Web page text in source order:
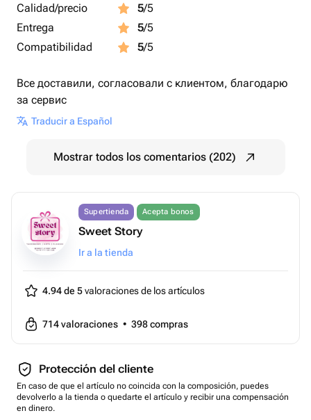
Calidad/precio
5/5
Entrega
5/5
Compatibilidad
5/5
Все доставили, согласовали с клиентом, благодарю
за сервис
Traducir a Español
Mostrar todos los comentarios (202)
Supertienda Acepta bonos
Sweet Story
Ir a la tienda
4.94 de 5valoraciones de los artículos
714valoraciones • 398compras
Protección del cliente
En caso de que el artículo no coincida con la composición, puedes
devolverlo a la tienda o quedarte el artículo y recibir una compensación
en dinero.